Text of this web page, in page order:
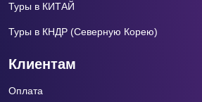
Туры в КИТАЙ
Туры в КНДР (Северную Корею)
Клиентам
Оплата